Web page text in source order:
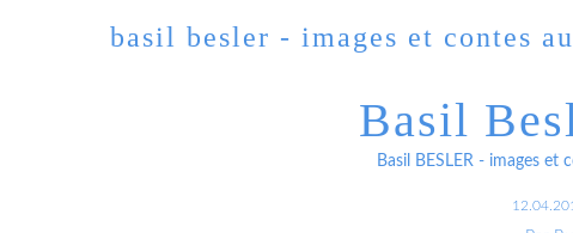
basil besler - images et contes
Basil
Basil BESLER - images